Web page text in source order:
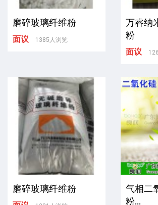
磨碎玻璃纤维粉
面议 1385人浏览
万睿纳
粉
面议
磨碎玻璃纤维粉
气相二
粉...